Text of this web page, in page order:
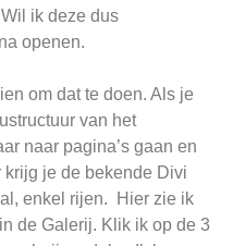
ik deze dus
openen.
om dat te doen. Als je
van het
naar pagina’s gaan en
je de bekende Divi
enkel rijen. Hier zie ik
de Galerij. Klik ik op de 3